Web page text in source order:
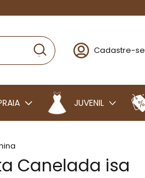
Cadastre-se
JUVENIL
Canelada isa